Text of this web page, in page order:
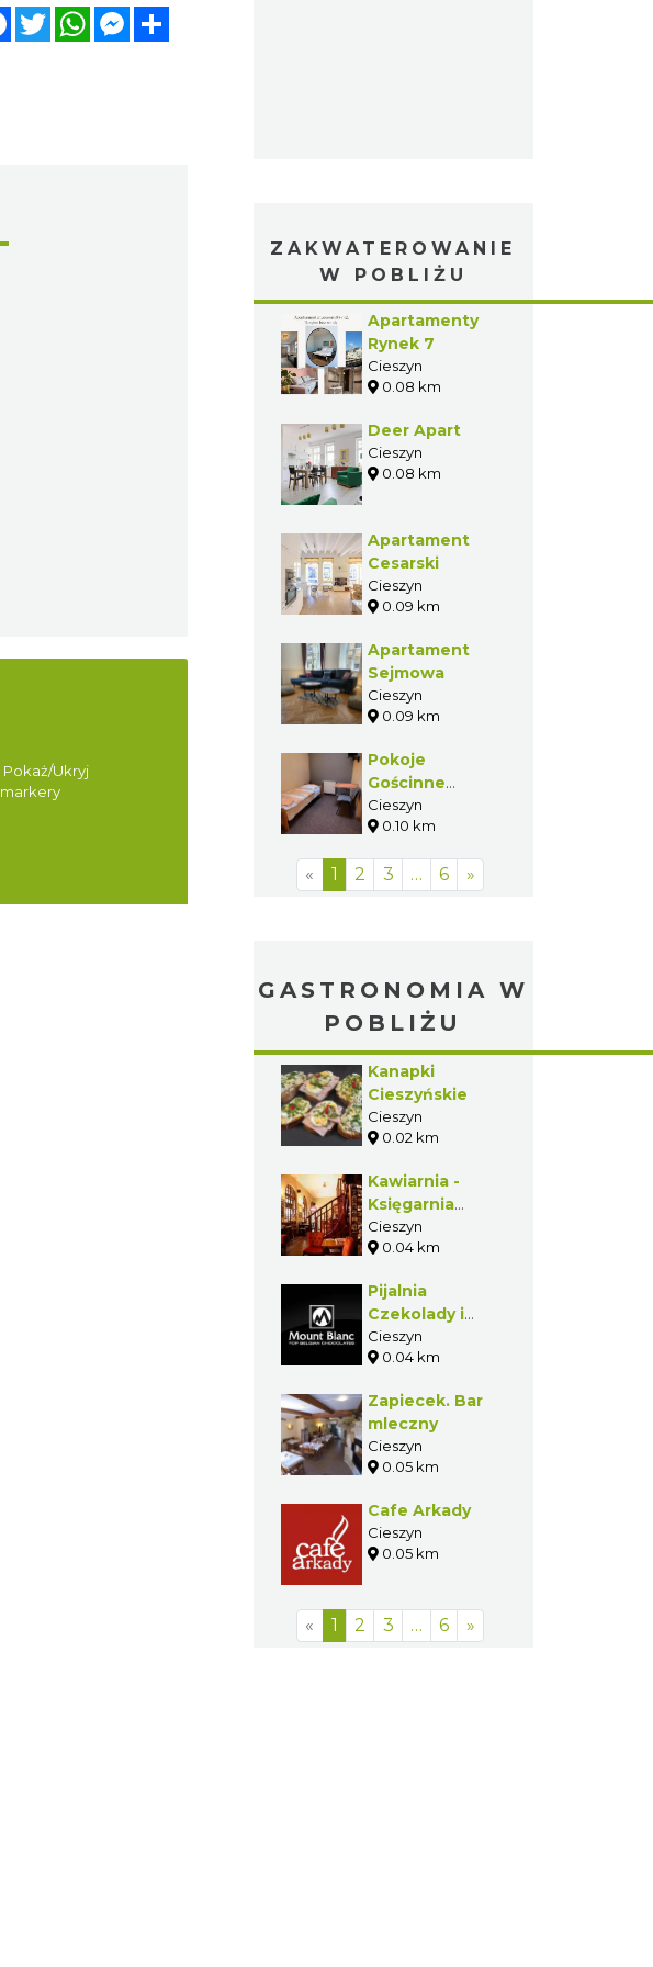
FacebookTwitterWhatsAppMessenger
Pokaż/Ukryj
markery
ZAKWATEROWANIE
W POBLIŻU
Apartamenty
Rynek 7
Cieszyn
0.08 km
Deer Apart
Cieszyn
0.08 km
Apartament
Cesarski
Cieszyn
0.09 km
Apartament
Sejmowa
Cieszyn
0.09 km
Pokoje
Gościnne
Grażyna
Cieszyn
0.10 km
« 1 2 3 … 6 »
GASTRONOMIA W
POBLIŻU
Kanapki
Cieszyńskie
Cieszyn
0.02 km
Kawiarnia -
Księgarnia
Kornel i
Przyjaciele
Cieszyn
0.04 km
Pijalnia
Czekolady i
Kawy Mount
Blanc
Cieszyn
0.04 km
Zapiecek. Bar
mleczny
Cieszyn
0.05 km
Cafe Arkady
Cieszyn
0.05 km
« 1 2 3 … 6 »